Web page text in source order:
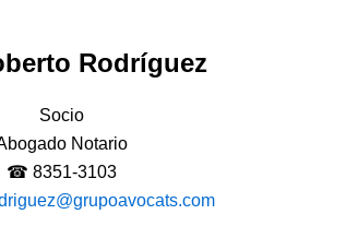
Rodríguez
Socio
Notario
☎ 8351-3103